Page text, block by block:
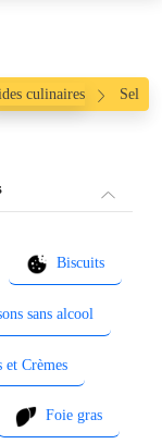
culinaires Sel
Biscuits
sans alcool
et Crèmes
Foie gras